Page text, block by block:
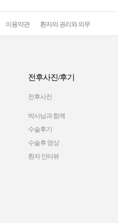
이용약관 환자의 권리와 의무
전후사진/후기
전후사진
박사님과 함께
수술후기
수술후 영상
환자 인터뷰